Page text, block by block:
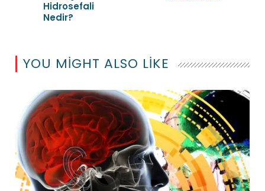
Hidrosefali
Nedir?
YOU MIGHT ALSO LIKE